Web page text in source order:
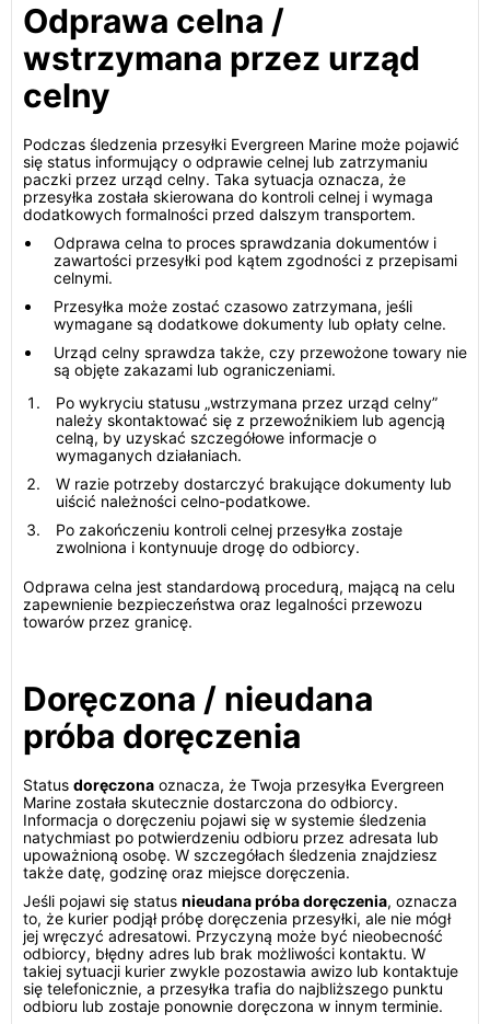
Odprawa celna /
wstrzymana przez urząd
celny
Podczas śledzenia przesyłki Evergreen Marine może pojawić
się status informujący o odprawie celnej lub zatrzymaniu
paczki przez urząd celny. Taka sytuacja oznacza, że
przesyłka została skierowana do kontroli celnej i wymaga
dodatkowych formalności przed dalszym transportem.
Odprawa celna to proces sprawdzania dokumentów i
zawartości przesyłki pod kątem zgodności z przepisami
celnymi.
Przesyłka może zostać czasowo zatrzymana, jeśli
wymagane są dodatkowe dokumenty lub opłaty celne.
Urząd celny sprawdza także, czy przewożone towary nie
są objęte zakazami lub ograniczeniami.
Po wykryciu statusu „wstrzymana przez urząd celny”
należy skontaktować się z przewoźnikiem lub agencją
celną, by uzyskać szczegółowe informacje o
wymaganych działaniach.
W razie potrzeby dostarczyć brakujące dokumenty lub
uiścić należności celno-podatkowe.
Po zakończeniu kontroli celnej przesyłka zostaje
zwolniona i kontynuuje drogę do odbiorcy.
Odprawa celna jest standardową procedurą, mającą na celu
zapewnienie bezpieczeństwa oraz legalności przewozu
towarów przez granicę.
Doręczona / nieudana
próba doręczenia
Status doręczona oznacza, że Twoja przesyłka Evergreen
Marine została skutecznie dostarczona do odbiorcy.
Informacja o doręczeniu pojawi się w systemie śledzenia
natychmiast po potwierdzeniu odbioru przez adresata lub
upoważnioną osobę. W szczegółach śledzenia znajdziesz
także datę, godzinę oraz miejsce doręczenia.
Jeśli pojawi się status nieudana próba doręczenia, oznacza
to, że kurier podjął próbę doręczenia przesyłki, ale nie mógł
jej wręczyć adresatowi. Przyczyną może być nieobecność
odbiorcy, błędny adres lub brak możliwości kontaktu. W
takiej sytuacji kurier zwykle pozostawia awizo lub kontaktuje
się telefonicznie, a przesyłka trafia do najbliższego punktu
odbioru lub zostaje ponownie doręczona w innym terminie.